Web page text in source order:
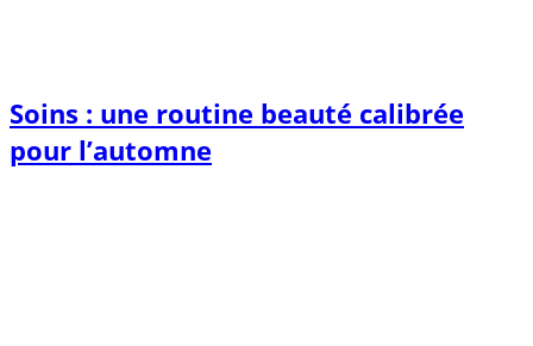
Soins : une routine beauté calibrée
pour l’automne